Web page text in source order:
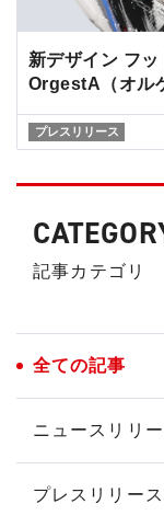
新デザイン フ
OrgestA（オル
プレスリリース
記事カテゴリ
全ての記事
ニュースリリ
プレスリリース